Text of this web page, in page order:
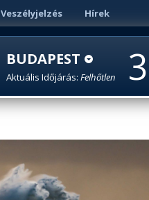
Veszélyjelzés Hírek
BUDAPEST
Aktuális Időjárás: Felhőtlen